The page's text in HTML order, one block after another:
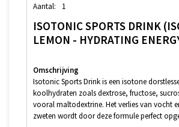
Aantal: 1
ISOTONIC SPORTS DRINK
LEMON - HYDRATING
Omschrijving
Isotonic Sports Drink is een isotone
koolhydraten zoals dextrose, fructose,
vooral maltodextrine. Het verlies van vocht
zweten wordt door deze formule perfect